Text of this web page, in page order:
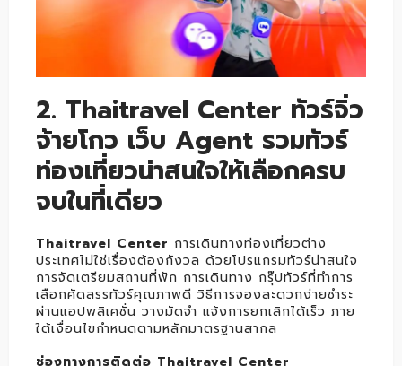
2. Thaitravel Center ทัวร์จิ่ว
จ้ายโกว เว็บ Agent รวมทัวร์
ท่องเที่ยวน่าสนใจให้เลือกครบ
จบในที่เดียว
Thaitravel Center การเดินทางท่องเที่ยวต่าง
ประเทศไม่ใช่เรื่องต้องกังวล ด้วยโปรแกรมทัวร์น่าสนใจ
การจัดเตรียมสถานที่พัก การเดินทาง กรุ๊ปทัวร์ที่ทำการ
เลือกคัดสรรทัวร์คุณภาพดี วิธีการจองสะดวกง่ายชำระ
ผ่านแอปพลิเคชั่น วางมัดจำ แจ้งการยกเลิกได้เร็ว ภาย
ใต้เงื่อนไขกำหนดตามหลักมาตรฐานสากล
ช่องทางการติดต่อ Thaitravel Center